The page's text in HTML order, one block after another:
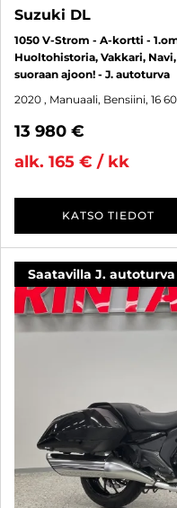
Suzuki DL
1050 V-Strom - A-kortti -
Huoltohistoria, Vakkari,
suoraan ajoon! - J. autoturva
2020 , Manuaali, Bensiini, 16
13 980 €
alk. 165 € / kk
KATSO TIEDOT
Saatavilla J. autoturva